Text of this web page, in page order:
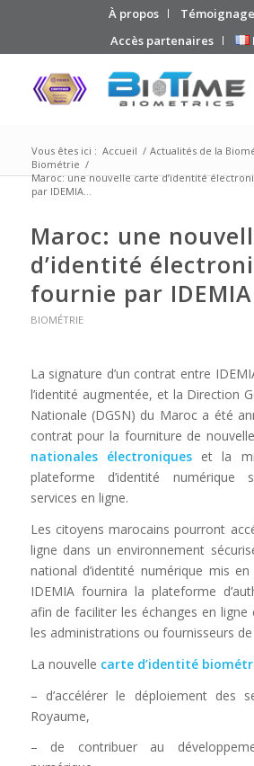
À propos
Accès partenaires
Vous êtes ici : Accueil / Actualités de la
Biométrie /
Maroc: une nouvelle carte d’identité
par IDEMIA...
Maroc: une
d’identité
fournie par IDEMIA
BIOMÉTRIE
La signature d’un contrat entre
l’identité augmentée, et la Direction
Nationale (DGSN) du Maroc a été
contrat pour la fourniture de
nationales électroniqueset la
plateforme d’identité numérique
services en ligne.
Les citoyens marocains pourront
ligne dans un environnement
national d’identité numérique mis
IDEMIA fournira la plateforme
afin de faciliter les échanges en
les administrations ou fournisseurs
La nouvelle carte d’identité
– d’accélérer le déploiement des
Royaume,
– de contribuer au